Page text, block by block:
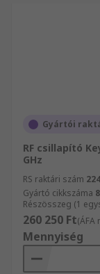
Gyártói
RF csillapító
GHz
RS raktári szám
Gyártó cikkszáma
Részösszeg (1
260 250 Ft(ÁFA
Mennyiség